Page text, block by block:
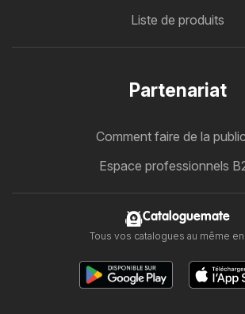
Liste de produits
Partenariat
Comment faire de la
Espace professionnels
Cataloguemate
Tous vos catalogues au même